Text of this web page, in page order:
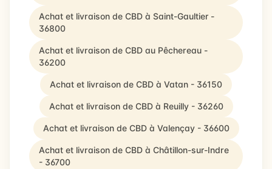
Achat et livraison de CBD à Saint-Gaultier -
36800
Achat et livraison de CBD au Pêchereau -
36200
Achat et livraison de CBD à Vatan - 36150
Achat et livraison de CBD à Reuilly - 36260
Achat et livraison de CBD à Valençay - 36600
Achat et livraison de CBD à Châtillon-sur-Indre
- 36700